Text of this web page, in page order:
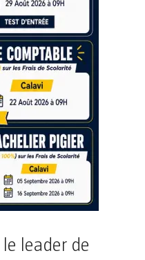
leader de